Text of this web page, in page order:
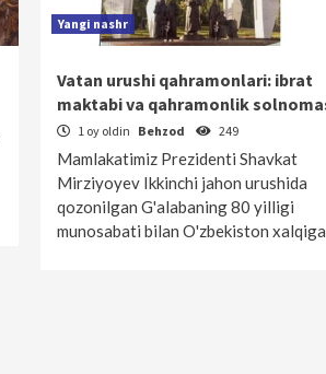
Yangi nashr
Vatan urushi qahramonlari: ibrat
maktabi va qahramonlik
1 oy oldin Behzod 249
Mamlakatimiz Prezidenti Shavkat
Mirziyoyev Ikkinchi jahon urushida
qozonilgan G'alabaning 80 yilligi
munosabati bilan O'zbekiston